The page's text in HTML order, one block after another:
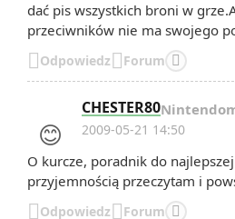
dać pis wszystkich broni w
przeciwników nie ma swojego
OdpowiedzForum 
😊
CHESTER80
2009-05-21 14:50
O kurcze, poradnik do
przyjemnością przeczytam i
OdpowiedzForum 